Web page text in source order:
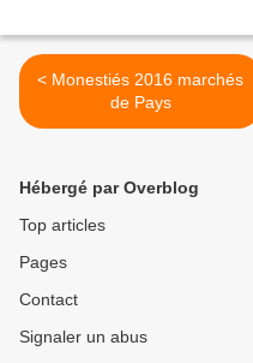
< Monestiés 2016 marchés
de Pays
Hébergé par Overblog
Top articles
Pages
Contact
Signaler un abus